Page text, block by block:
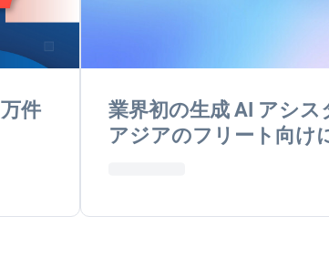
件
業界初の生成 AI アシス
アジアのフリート向け